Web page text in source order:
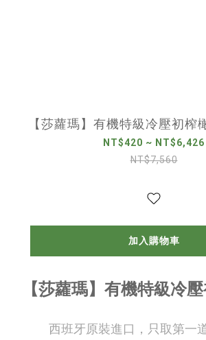
【莎蘿瑪】有機特級冷壓初榨
NT$420 ~ NT$6,426
NT$7,560
加入購物車
【莎蘿瑪】有機特級冷
西班牙原裝進口，只取第一